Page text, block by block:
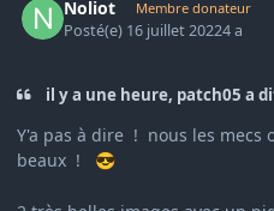
Noliot Membre donateur
Posté(e) 16 juillet 20224 a
il y a une heure, patch05 a
Y'a pas à dire ! nous les mecs
beaux !
😎